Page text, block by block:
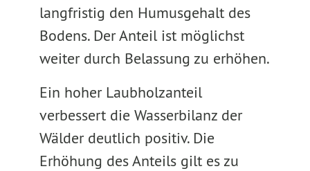
langfristig den Humusgehalt des
Bodens. Der Anteil ist möglichst
weiter durch Belassung zu erhöhen.
Ein hoher Laubholzanteil
verbessert die Wasserbilanz der
Wälder deutlich positiv. Die
Erhöhung des Anteils gilt es zu